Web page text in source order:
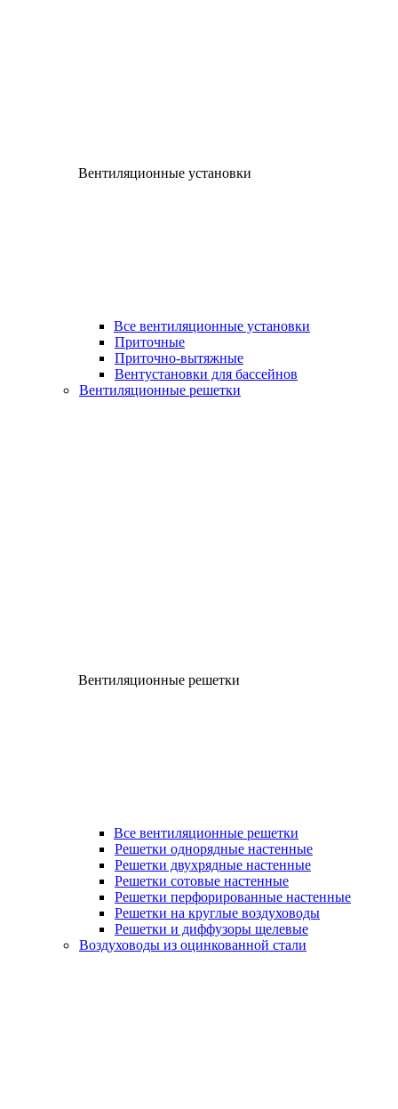
Вентиляционные установки
Все вентиляционные установки
Приточные
Приточно-вытяжные
Вентустановки для бассейнов
Вентиляционные решетки
Вентиляционные решетки
Все вентиляционные решетки
Решетки однорядные настенные
Решетки двухрядные настенные
Решетки сотовые настенные
Решетки перфорированные настенные
Решетки на круглые воздуховоды
Решетки и диффузоры щелевые
Воздуховоды из оцинкованной стали